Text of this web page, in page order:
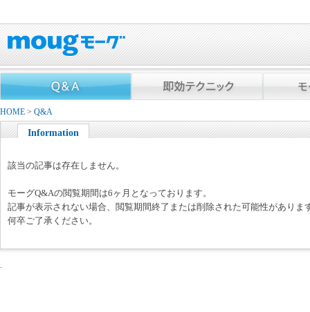
HOME > Q&A
Information
該当の記事は存在しません。
モーグQ&Aの閲覧期間は6ヶ月となっております。
記事が表示されない場合、閲覧期間終了または削除された可能性がありま
何卒ご了承ください。